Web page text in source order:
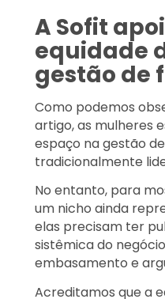
A Sofit
equidade
gestão de
Como podemos
artigo, as mulheres
espaço na gestão
tradicionalmente
No entanto, para
um nicho ainda
elas precisam ter
sistêmica do
embasamento e
Acreditamos que a